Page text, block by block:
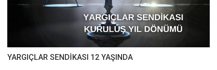
YARGIÇLAR SENDİKASI 12 YAŞINDA